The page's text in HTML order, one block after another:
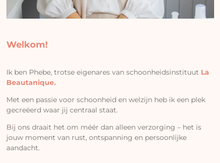
Welkom!
Ik ben Phebe, trotse eigenares van schoonheidsinstituut La
Beautanique.
Met een passie voor schoonheid en welzijn heb ik een plek
gecreëerd waar jij centraal staat.
Bij ons draait het om méér dan alleen verzorging – het is
jouw moment van rust, ontspanning en persoonlijke
aandacht.